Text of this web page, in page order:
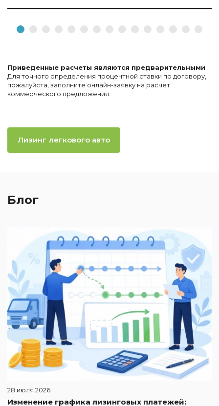
Приведенные расчеты являются предварительными.
Для точного определения процентной ставки по договору,
пожалуйста, заполните онлайн-заявку на расчет
коммерческого предложения.
Лизинг легкового авто
Блог
28 июля 2026
Изменение графика лизинговых платежей: